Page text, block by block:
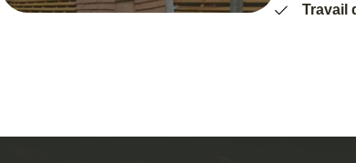
Travail